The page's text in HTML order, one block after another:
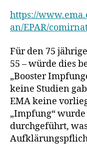
https://
an/EPAR/
Für den 75
55 – würde dies
„Booster
keine Studien
EMA keine
„Impfung“ wurde
durchgeführt,